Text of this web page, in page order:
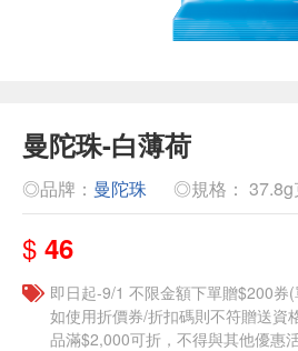
曼陀珠-白薄荷
◎品牌： 曼陀珠 ◎規格： 37.8g
$ 46
即日起-9/1 不限金額下單贈$200券
如使用折價券/折扣碼則不符贈送資
品滿$2,000可折，不得與其他優惠